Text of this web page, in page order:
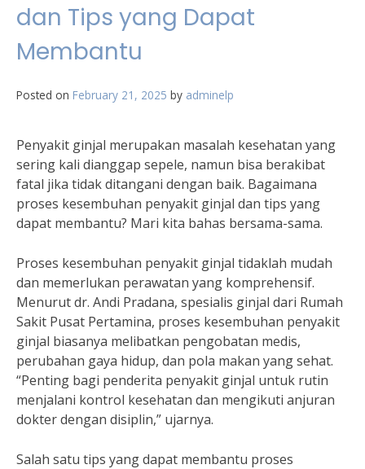
dan Tips yang Dapat
Membantu
Posted on February 21, 2025 by adminelp
Penyakit ginjal merupakan masalah kesehatan yang
sering kali dianggap sepele, namun bisa berakibat
fatal jika tidak ditangani dengan baik. Bagaimana
proses kesembuhan penyakit ginjal dan tips yang
dapat membantu? Mari kita bahas bersama-sama.
Proses kesembuhan penyakit ginjal tidaklah mudah
dan memerlukan perawatan yang komprehensif.
Menurut dr. Andi Pradana, spesialis ginjal dari Rumah
Sakit Pusat Pertamina, proses kesembuhan penyakit
ginjal biasanya melibatkan pengobatan medis,
perubahan gaya hidup, dan pola makan yang sehat.
“Penting bagi penderita penyakit ginjal untuk rutin
menjalani kontrol kesehatan dan mengikuti anjuran
dokter dengan disiplin,” ujarnya.
Salah satu tips yang dapat membantu proses